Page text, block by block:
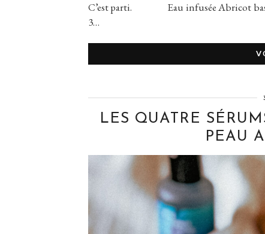
C’est parti. Eau infusée Abricot
3…
LES QUATRE
PEAU